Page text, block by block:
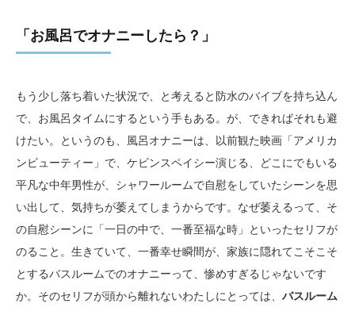
「お風呂でオナニーしたら？」
もう少し落ち着いた状況で、と考えると防水のバイブを持ち込ん
で、お風呂タイムにするという手もある。が、できればそれも避
けたい。というのも、風呂オナニーは、以前観た映画「アメリカ
ンビューティー」で、ケビンスペイシー演じる、どこにでもいる
平凡な中年男性が、シャワールームで自慰をしていたシーンを思
い出して、気持ちが萎えてしまうからです。なぜ萎えるって、そ
の自慰シーンに「一日の中で、一番至福な時」といったセリフが
のること。生きていて、一番幸せ瞬間が、家族に隠れてこそこそ
とするバスルームでのオナニーって、惨めすぎるじゃないです
か。そのセリフが頭から離れないわたしにとっては、 バスルーム